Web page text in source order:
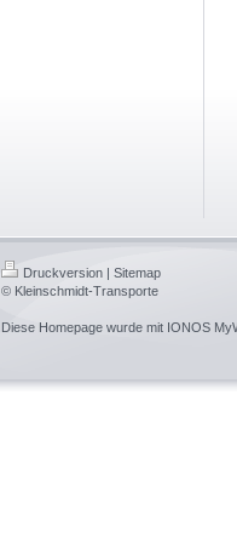
Druckversion | Sitemap
© Kleinschmidt-Transporte
Diese Homepage wurde mit IONOS